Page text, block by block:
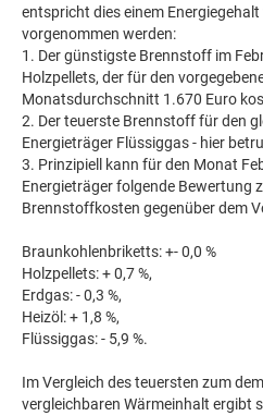
entspricht dies einem
vorgenommen werden:
1. Der günstigste Brennstoff im
Holzpellets, der für den
Monatsdurchschnitt 1.670 Euro
2. Der teuerste Brennstoff für den
Energieträger Flüssiggas - hier
3. Prinzipiell kann für den Monat
Energieträger folgende Bewertung
Brennstoffkosten gegenüber dem
Braunkohlenbriketts: +- 0,0 %
Holzpellets: + 0,7 %,
Erdgas: - 0,3 %,
Heizöl: + 1,8 %,
Flüssiggas: - 5,9 %.
Im Vergleich des teuersten zum
vergleichbaren Wärmeinhalt ergibt